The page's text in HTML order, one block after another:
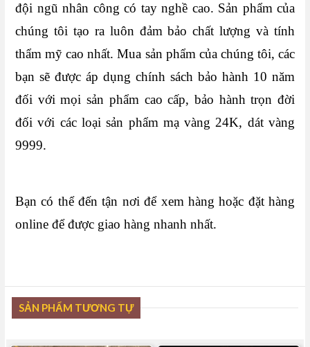
đội ngũ nhân công có tay nghề cao. Sản phẩm của
chúng tôi tạo ra luôn đảm bảo chất lượng và tính
thẩm mỹ cao nhất. Mua sản phẩm của chúng tôi, các
bạn sẽ được áp dụng chính sách bảo hành 10 năm
đối với mọi sản phẩm cao cấp, bảo hành trọn đời
đối với các loại sản phẩm mạ vàng 24K, dát vàng
9999.
Bạn có thể đến tận nơi để xem hàng hoặc đặt hàng
online để được giao hàng nhanh nhất.
SẢN PHẨM TƯƠNG TỰ